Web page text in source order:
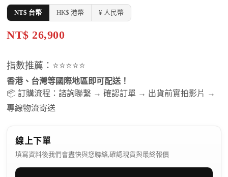
NT$ 台幣 HK$ 港幣 ¥ 人民幣
NT$ 26,900
指數推薦：⭐⭐⭐⭐⭐
香港、台灣等國際地區即可配送！
📦 訂購流程：諮詢聯繫 → 確認訂單 → 出貨前實拍影片 →
專線物流寄送
線上下單
填寫資料後我們會盡快與您聯絡,確認現貨與最終報價